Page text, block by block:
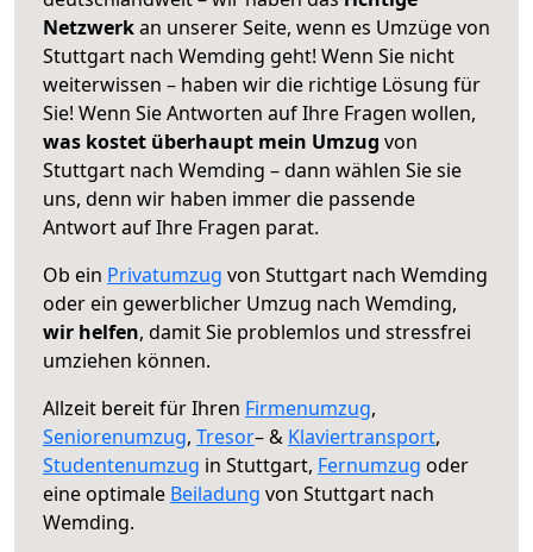
Netzwerkan unserer Seite, wenn es Umzüge von
Stuttgart nach Wemding geht! Wenn Sie nicht
weiterwissen – haben wir die richtige Lösung für
Sie! Wenn Sie Antworten auf Ihre Fragen wollen,
was kostet überhaupt mein Umzug von
Stuttgart nach Wemding – dann wählen Sie sie
uns, denn wir haben immer die passende
Antwort auf Ihre Fragen parat.
Ob ein Privatumzug von Stuttgart nach Wemding
oder ein gewerblicher Umzug nach Wemding,
wir helfen, damit Sie problemlos und stressfrei
umziehen können.
Allzeit bereit für Ihren Firmenumzug,
Seniorenumzug, Tresor– & Klaviertransport,
Studentenumzug in Stuttgart, Fernumzug oder
eine optimale Beiladung von Stuttgart nach
Wemding.